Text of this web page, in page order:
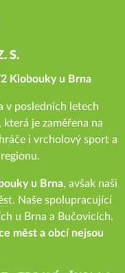
S.
Klobouky u Brna
v posledních letech
je zaměřena na
i vrcholový sport a
u Brna, avšak naši
Naše spolupracující
u Brna a Bučovicích.
měst a obcí nejsou